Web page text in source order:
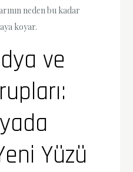
neden bu kadar
koyar.
ve
Yüzü